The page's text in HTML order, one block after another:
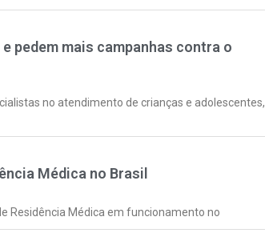
pedem mais campanhas contra o
no atendimento de crianças e adolescentes,
Médica no Brasil
Residência Médica em funcionamento no